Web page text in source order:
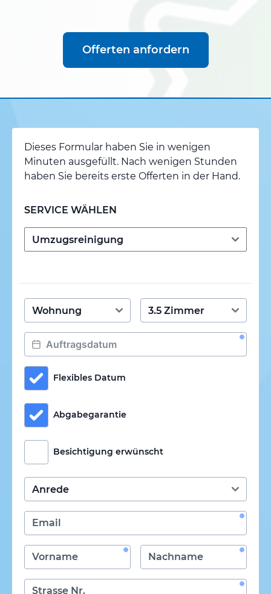
Offerten anfordern
Dieses Formular haben Sie in wenigen
Minuten ausgefüllt. Nach wenigen Stunden
haben Sie bereits erste Offerten in der Hand.
SERVICE WÄHLEN
Flexibles Datum
Abgabegarantie
Besichtigung erwünscht